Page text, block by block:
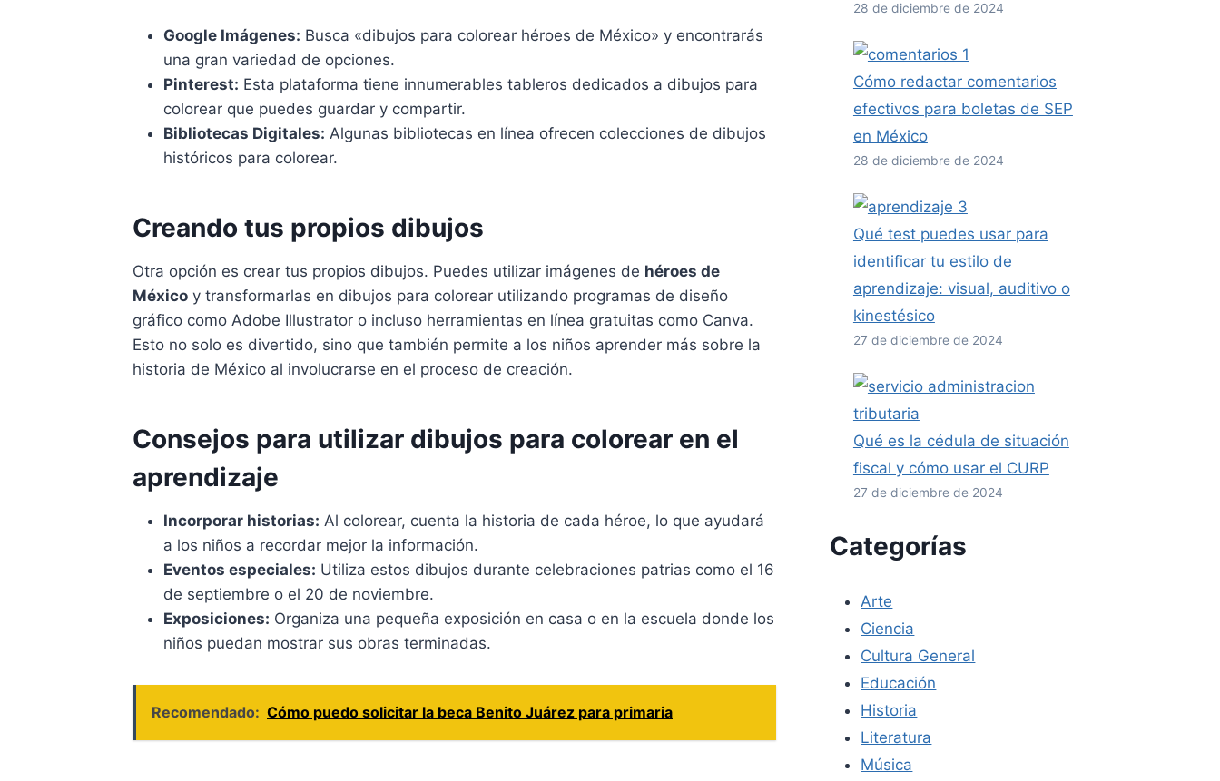
Google Imágenes: Busca «dibujos para colorear héroes de México» y encontrarás
una gran variedad de opciones.
Pinterest: Esta plataforma tiene innumerables tableros dedicados a dibujos para
colorear que puedes guardar y compartir.
Bibliotecas Digitales: Algunas bibliotecas en línea ofrecen colecciones de dibujos
históricos para colorear.
Creando tus propios dibujos
Otra opción es crear tus propios dibujos. Puedes utilizar imágenes de héroes de
México y transformarlas en dibujos para colorear utilizando programas de diseño
gráfico como Adobe Illustrator o incluso herramientas en línea gratuitas como Canva.
Esto no solo es divertido, sino que también permite a los niños aprender más sobre la
historia de México al involucrarse en el proceso de creación.
Consejos para utilizar dibujos para colorear en el
aprendizaje
Incorporar historias: Al colorear, cuenta la historia de cada héroe, lo que ayudará
a los niños a recordar mejor la información.
Eventos especiales: Utiliza estos dibujos durante celebraciones patrias como el 16
de septiembre o el 20 de noviembre.
Exposiciones: Organiza una pequeña exposición en casa o en la escuela donde los
niños puedan mostrar sus obras terminadas.
Recomendado: Cómo puedo solicitar la beca Benito Juárez para primaria
28 de diciembre de 2024
Cómo redactar comentarios
efectivos para boletas de SEP
en México
28 de diciembre de 2024
Qué test puedes usar para
identificar tu estilo de
aprendizaje: visual, auditivo o
kinestésico
27 de diciembre de 2024
Qué es la cédula de situación
fiscal y cómo usar el CURP
27 de diciembre de 2024
Categorías
Arte
Ciencia
Cultura General
Educación
Historia
Literatura
Música